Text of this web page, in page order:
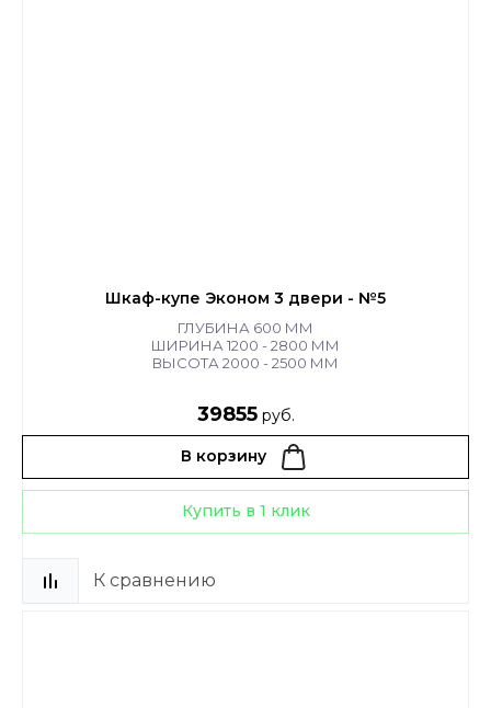
Шкаф-купе Эконом 3 двери - №5
ГЛУБИНА 600 ММ
ШИРИНА 1200 - 2800 ММ
ВЫСОТА 2000 - 2500 ММ
39855 руб.
В корзину
Купить в 1 клик
К сравнению